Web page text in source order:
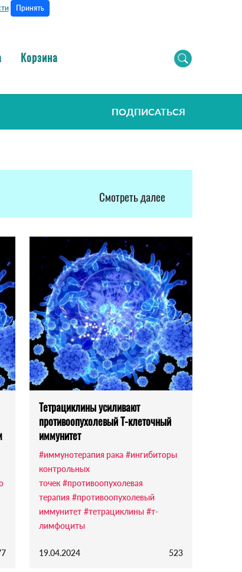
Принять
Корзина
ПОДПИСАТЬСЯ
Смотреть далее
Тетрациклины усиливают
противоопухолевый Т-клеточный
иммунитет
#иммунотерапия рака #ингибиторы
контрольных
точек #противоопухолевая
терапия #противоопухолевый
иммунитет #тетрациклины #т-
лимфоциты
19.04.2024 523